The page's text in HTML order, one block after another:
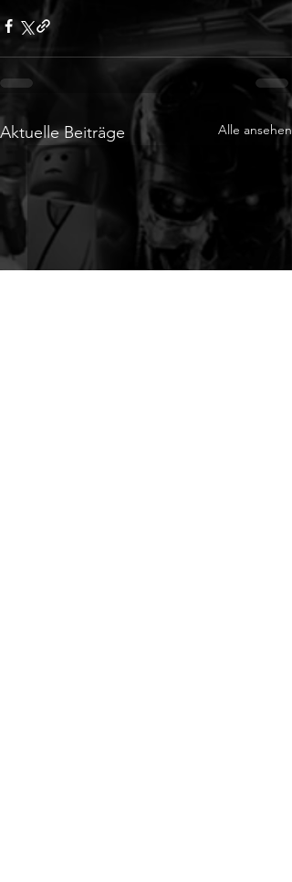
Aktuelle Beiträge Alle ansehen